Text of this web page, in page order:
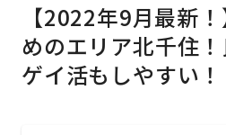
【2022年9月最新
めのエリア北千住
ゲイ活もしやすい！